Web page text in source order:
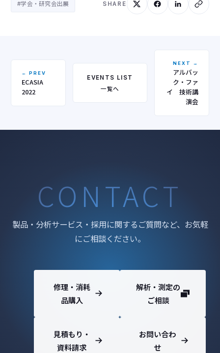
#学会・研究会出展 SHARE
← PREV
ECASIA
2022
EVENTS LIST
一覧へ
NEXT →
アルバッ
ク・ファ
イ 技術講
演会
CONTACT
製品・分析サービス・採用に関するご質問など、お気軽
にご相談ください。
修理・消耗
品購入
解析・測定の
ご相談
見積もり・
資料請求
お問い合わ
せ